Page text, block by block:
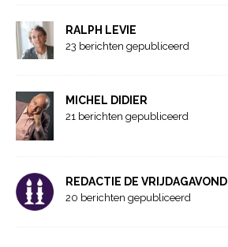
RALPH LEVIE
23 berichten gepubliceerd
MICHEL DIDIER
21 berichten gepubliceerd
REDACTIE DE VRIJDAGAVOND
20 berichten gepubliceerd